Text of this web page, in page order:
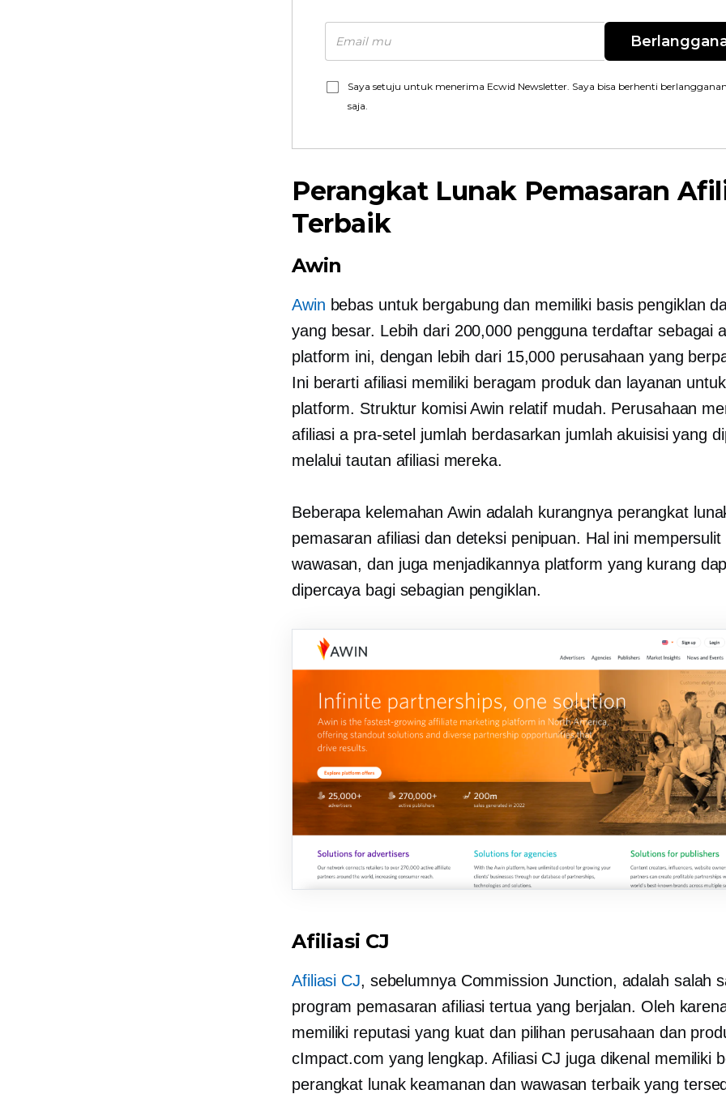
Saya setuju untuk menerima Ecwid Newsletter. Saya bisa berhenti
saja.
Perangkat Lunak Pemasaran
Terbaik
Awin
Awin bebas untuk bergabung dan memiliki basis pengiklan
yang besar. Lebih dari 200,000 pengguna terdaftar sebagai
platform ini, dengan lebih dari 15,000 perusahaan yang
Ini berarti afiliasi memiliki beragam produk dan layanan
platform. Struktur komisi Awin relatif mudah. Perusahaan
afiliasi a pra-setel jumlah berdasarkan jumlah akuisisi yang
melalui tautan afiliasi mereka.
Beberapa kelemahan Awin adalah kurangnya perangkat
pemasaran afiliasi dan deteksi penipuan. Hal ini mempersulit
wawasan, dan juga menjadikannya platform yang kurang
dipercaya bagi sebagian pengiklan.
Afiliasi CJ
Afiliasi CJ, sebelumnya Commission Junction, adalah salah
program pemasaran afiliasi tertua yang berjalan. Oleh
memiliki reputasi yang kuat dan pilihan perusahaan dan
cImpact.com yang lengkap. Afiliasi CJ juga dikenal memiliki
perangkat lunak keamanan dan wawasan terbaik yang